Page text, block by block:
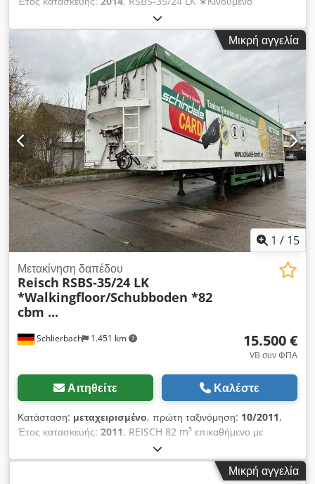
δάπεδο/Walkingfloor∗90m³ ∗ALCOA ∗ΔΑΠΕΔΟ ΑΡΙΣΤΗ
ΚΑΤΑΣΤΑΣΗ! ΔΑΠΕΔΟ: ΠΟΛΥ ΚΑΛΗ ΚΑΤΑΣΤΑΣΗ! Dcodpfx
Aiozb Ix Nowjk Υπερκατασκευή: Ολοαλουμινίου Σασί: Ατσάλι
Όγκος: 90 m³ Πίσω θυρόφυλλα 3 x SAF άξονες Αερανάρτηση
Άξονας ανύψωσης Σύστημα ανύψωσης/καθόδου Δισκόφρενα
Πλατφόρμα Ρολοκουβέρτα ALU-συρόμενος τοίχος Υδραυλική
κλειδαριά WABCO - Smartboard ABS Ζάντες ALCOA Ελαστικά:
385/65 R 22.5 Βάθος πέλματος: 17/13 10/10 6/6 mm Μικτό
βάρος: 35.000 kg Κενό βάρος: 8.200 kg Συνολικό μήκος:
14.050 mm Εσωτερικές διαστάσεις: 13.370 x 2.470 x 2.720
mm (ΜxΠxΥ) - Γερμανικό ημιρυμουλκούμενο! - 1ο χέρι - KTEO:
Κατόπιν επιθυμίας και με επιπλέον χρέωση - καινούριο!
Σφάλματα και ενδιάμεση πώληση επιφυλάσσονται!
Μικρή αγγελία
1 / 15
Schlierbach 1.451 km
Μετακίνηση δαπέδου
Reisch RSBS-35/24 LK
*Walkingfloor/Schubboden *82
cbm ...
15.500 €
VB συν ΦΠΑ
Αιτηθείτε Καλέστε
Κατάσταση: μεταχειρισμένο, πρώτη ταξινόμηση: 10/2011,
Έτος κατασκευής: 2011, REISCH 82 m³ επικαθήμενο με
κινούμενο δάπεδο (Walkingfloor) με χοάνη δημητριακών
ΔΑΠΕΔΟ: ΑΡΙΣΤΗ ΚΑΤΑΣΤΑΣΗ! ● Υπερκατασκευή: πλήρως
αλουμινένια ● Πλαίσιο: ατσάλι ● Όγκος: 82 m³ ● 3 x BPW-ECO
Μικρή αγγελία